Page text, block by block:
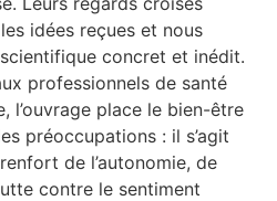
idées reçues et nous
concret et inédit.
professionnels de santé
l’ouvrage place le bien-être
préoccupations : il s’agit
de l’autonomie, de
contre le sentiment